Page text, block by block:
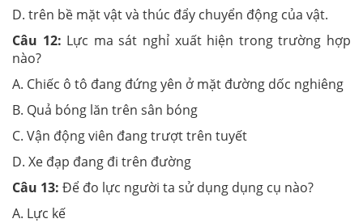
D. trên bề mặt vật và thúc đẩy chuyển động của vật.
Câu 12: Lực ma sát nghỉ xuất hiện trong trường hợp
nào?
A. Chiếc ô tô đang đứng yên ở mặt đường dốc nghiêng
B. Quả bóng lăn trên sân bóng
C. Vận động viên đang trượt trên tuyết
D. Xe đạp đang đi trên đường
Câu 13: Để đo lực người ta sử dụng dụng cụ nào?
A. Lực kế